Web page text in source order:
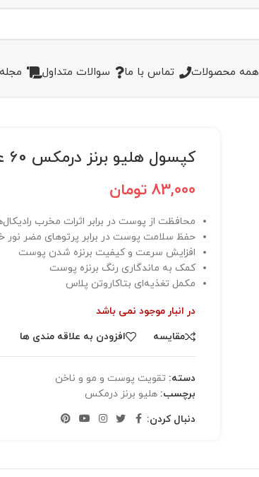
همه محصولات تماس با ما سوالات متداول مجله
کپسول هلیو برنز درمکس 60 عدد
83,000 تومان
محافظت از پوست در برابر اثرات مخرب
حفظ سلامت پوست در برابر پرتوهای مضر نور
افزایش سرعت و کیفیت برنزه شدن پوست
کمک به ماندگاری رنگ برنزه پوست
مکمل تغذیه‌ای بتاکاروتن پلاس
در انبار موجود نمی باشد
مقایسه
افزودن به علاقه مندی ها
دسته: تقویت پوست و مو و ناخن
برچسب: هلیو برنز درمکس
دنبال کردن: